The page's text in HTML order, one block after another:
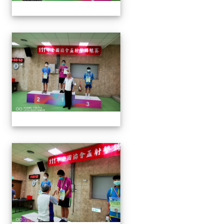
1110913 111年協會盃射擊